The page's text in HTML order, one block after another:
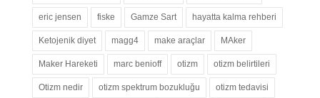
eric jensen fiske Gamze Sart hayatta kalma rehberi
Ketojenik diyet magg4 make araçlar MAker
Maker Hareketi marc benioff otizm otizm belirtileri
Otizm nedir otizm spektrum bozukluğu otizm tedavisi